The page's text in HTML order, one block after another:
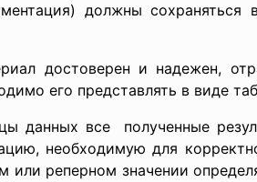
должны
достоверен и надежен,
его представлять в виде
данных все полученные
необходимую для
реперном значении